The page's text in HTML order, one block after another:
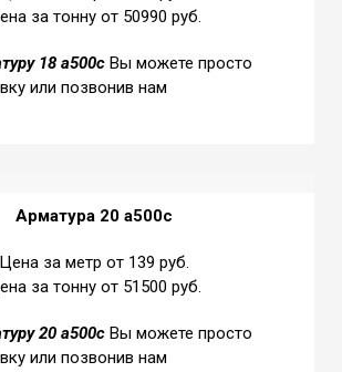
за тонну от 50990 руб.
18 а500с Вы можете просто
или позвонив нам
Арматура 20 а500с
Цена за метр от 139 руб.
за тонну от 51500 руб.
20 а500с Вы можете просто
или позвонив нам